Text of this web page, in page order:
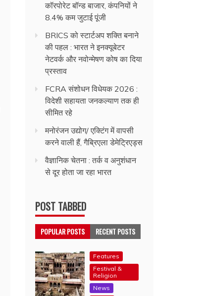
कॉरपोरेट बॉन्ड बाजार, कंपनियों ने
8.4% कम जुटाई पूंजी
BRICS को स्टार्टअप शक्ति बनाने
की पहल : भारत ने इनक्यूबेटर
नेटवर्क और नवोन्मेषण कोष का दिया
प्रस्ताव
FCRA संशोधन विधेयक 2026 :
विदेशी सहायता जनकल्याण तक ही
सीमित रहे
मनोरंजन उद्योग/ एक्टिंग में वापसी
करने वाली हैं, गैब्रिएला डेमेट्रिएड्स
वैज्ञानिक चेतना : तर्क व अनुशंधान
से दूर होता जा रहा भारत
POST TABBED
POPULAR POSTS RECENT POSTS
Features
Festival &
Religion
News